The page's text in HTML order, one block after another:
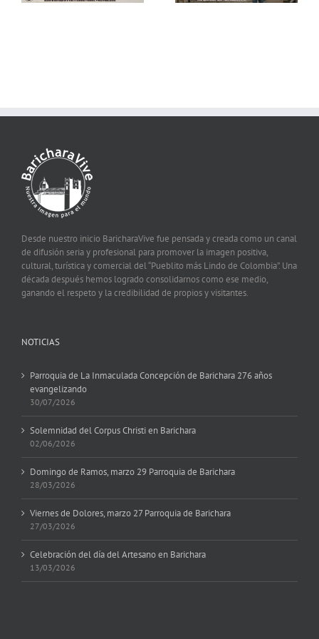
Desde nuestro inicio BaricharaVive fue pensada y creada como un canal
de difusión seria y profesional para promover la imagen positiva,
cultural, turística y comercial del “Pueblito más Lindo de Colombia”. Una
década después hemos logrado consolidarnos como ese medio,
ganando el respeto y la credibilidad de propios y visitantes.
NOTICIAS
Parroquia de La Inmaculada Concepción de Barichara 276 años
evangelizando
30/07/2026
Solemnidad del Corpus Christi en Barichara
02/06/2026
Domingo de Ramos, marzo 29 Parroquia de Barichara
28/03/2026
Viernes de Dolores, marzo 27 Parroquia de Barichara
27/03/2026
Celebración del día del Artesano en Barichara
13/03/2026